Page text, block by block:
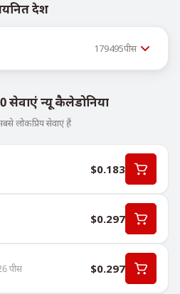
देश
179495पीस
सेवाएं न्यू कैलेडोनिया
लोकप्रिय सेवाएं हैं
$0.183
$0.297
पीस $0.297